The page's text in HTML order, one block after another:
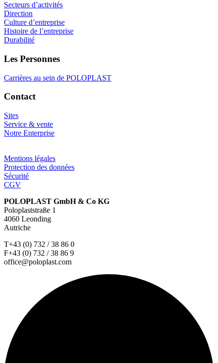
Secteurs d’activités
Direction
Culture d’entreprise
Histoire de l’entreprise
Durabilité
Les Personnes
Carrières au sein de POLOPLAST
Contact
Sites
Service & vente
Notre Enterprise
Mentions légales
Protection des données
Sécurité
CGV
POLOPLAST GmbH & Co KG
Poloplaststraße 1
4060 Leonding
Autriche
T+43 (0) 732 / 38 86 0
F+43 (0) 732 / 38 86 9
office@poloplast.com